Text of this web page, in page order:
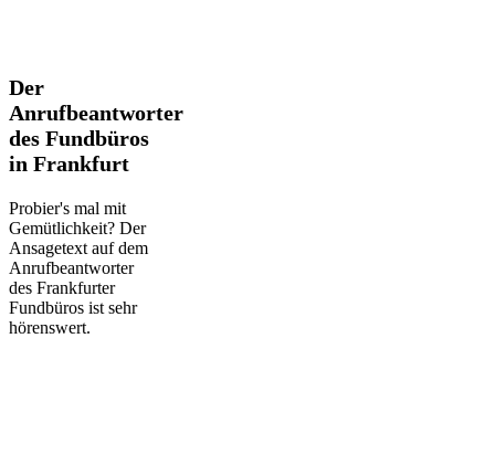
Der
Anrufbeantworter
des
Fundbüros
in
Der
Anrufbeantworter
des Fundbüros
in Frankfurt
Probier's mal mit
Gemütlichkeit? Der
Ansagetext auf dem
Anrufbeantworter
des Frankfurter
Fundbüros ist sehr
hörenswert.